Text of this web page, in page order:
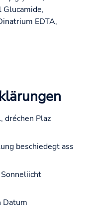
EDTA,
dréchen Plaz
beschiedegt ass
Datum